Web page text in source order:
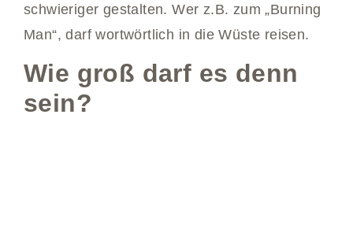
schwieriger gestalten. Wer z.B. zum „Burning
Man“, darf wortwörtlich in die Wüste reisen.
Wie groß darf es denn
sein?